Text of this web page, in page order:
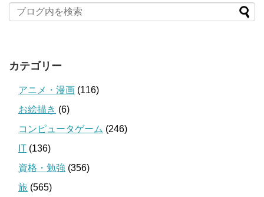
カテゴリー
アニメ・漫画 (116)
お絵描き (6)
コンピュータゲーム (246)
IT (136)
資格・勉強 (356)
旅 (565)